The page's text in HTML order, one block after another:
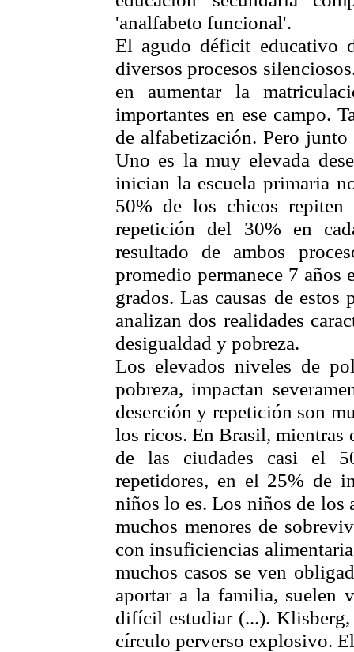
'analfabeto funcional'.
El agudo déficit educativo
diversos procesos
en aumentar la
importantes en ese campo.
de alfabetización. Pero
Uno es la muy elevada
inician la escuela primaria
50% de los chicos
repetición del 30% en
resultado de ambos
promedio permanece 7 años
grados. Las causas de estos
analizan dos realidades
desigualdad y pobreza.
Los elevados niveles de
pobreza, impactan
deserción y repetición son
los ricos. En Brasil, mientras
de las ciudades casi el
repetidores, en el 25% de
niños lo es. Los niños de los
muchos menores de
con insuficiencias
muchos casos se ven
aportar a la familia, suelen
difícil estudiar (...).
círculo perverso explosivo.